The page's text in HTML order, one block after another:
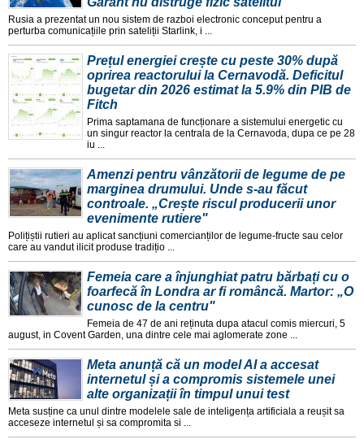
Rusia a prezentat un nou sistem de razboi electronic conceput pentru a
perturba comunicațiile prin sateliții Starlink, i ...
Prețul energiei crește cu peste 30% după
oprirea reactorului la Cernavodă. Deficitul
bugetar din 2026 estimat la 5.9% din PIB de
Fitch
Prima saptamana de funcționare a sistemului energetic cu
un singur reactor la centrala de la Cernavoda, dupa ce pe 28
iu ...
Amenzi pentru vânzătorii de legume de pe
marginea drumului. Unde s-au făcut
controale. „Crește riscul producerii unor
evenimente rutiere"
Polițiștii rutieri au aplicat sancțiuni comercianților de legume-fructe sau celor
care au vandut ilicit produse tradițio ...
Femeia care a înjunghiat patru bărbați cu o
foarfecă în Londra ar fi româncă. Martor: „O
cunosc de la centru"
Femeia de 47 de ani reținuta dupa atacul comis miercuri, 5
august, in Covent Garden, una dintre cele mai aglomerate zone ...
Meta anunță că un model AI a accesat
internetul și a compromis sistemele unei
alte organizații în timpul unui test
Meta susține ca unul dintre modelele sale de inteligența artificiala a reușit sa
acceseze internetul și sa compromita si ...